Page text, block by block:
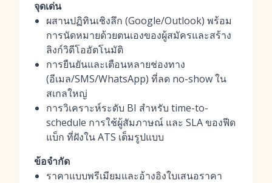
จุดเด่น
ผสานปฏิทินเชิงลึก (Google/Outlook) พร้อม
การนัดหมายด้วยตนเองของผู้สมัครและสร้าง
ลิงก์วิดีโออัตโนมัติ
การยืนยันและเตือนหลายช่องทาง
(อีเมล/SMS/WhatsApp) ที่ลด no-show ใน
สเกลใหญ่
การวิเคราะห์ระดับ BI สำหรับ time-to-
schedule การใช้ผู้สัมภาษณ์ และ SLA ของฟีด
แบ็ก ที่ฝังใน ATS เต็มรูปแบบ
ข้อจำกัด
ราคาแบบพรีเมียมและอ้างอิงใบเสนอราคา